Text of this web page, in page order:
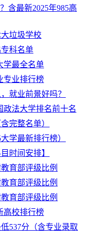
含最新2025年985高
垃圾学校
科名单
学最全名单
专业排行榜
就业前景好吗？
政法大学排名前十名
完整名单）
学最新排行榜）
时间安排】
育部评级比例
育部评级比例
育部评级比例
高校排行榜
537分（含专业录取